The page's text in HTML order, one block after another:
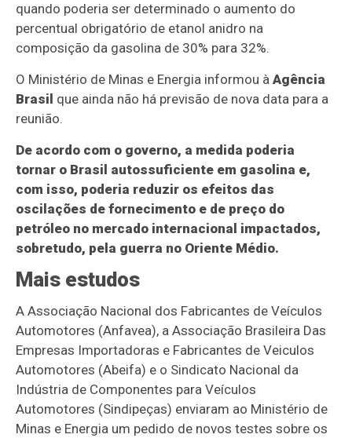
quando poderia ser determinado o aumento do
percentual obrigatório de etanol anidro na
composição da gasolina de 30% para 32%.
O Ministério de Minas e Energia informou àAgência
Brasil que ainda não há previsão de nova data para a
reunião.
De acordo com o governo, a medida poderia
tornar o Brasil autossuficiente em gasolina e,
com isso, poderia reduzir os efeitos das
oscilações de fornecimento e de preço do
petróleo no mercado internacional impactados,
sobretudo, pela guerra no Oriente Médio.
Mais estudos
A Associação Nacional dos Fabricantes de Veículos
Automotores (Anfavea), a Associação Brasileira Das
Empresas Importadoras e Fabricantes de Veiculos
Automotores (Abeifa) e o Sindicato Nacional da
Indústria de Componentes para Veículos
Automotores (Sindipeças) enviaram ao Ministério de
Minas e Energia um pedido de novos testes sobre os